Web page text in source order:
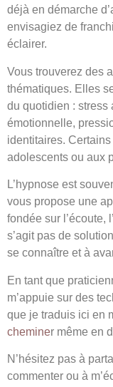
déjà en démarche
envisagiez de
éclairer.
Vous trouverez des
thématiques. Elles
du quotidien : stress
émotionnelle,
identitaires.
adolescents ou aux
L’hypnose est
vous propose une
fondée sur l’écoute,
s’agit pas de
se connaître et à
En tant que
m’appuie sur des
que je traduis ici en
cheminer même en
N’hésitez pas à
commenter ou à